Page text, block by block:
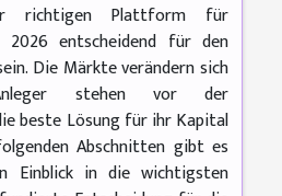
richtigen Plattform für
2026 entscheidend für den
Die Märkte verändern sich
stehen vor der
beste Lösung für ihr Kapital
Abschnitten gibt es
Einblick in die wichtigsten